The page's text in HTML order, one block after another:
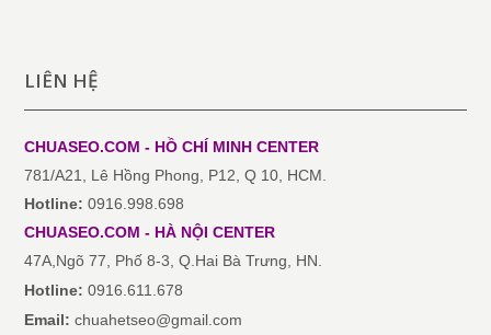
LIÊN HỆ
CHUASEO.COM - HỒ CHÍ MINHCENTER
781/A21, Lê Hồng Phong, P12, Q 10, HCM.
Hotline: 0916.998.698
CHUASEO.COM - HÀ NỘICENTER
47A,Ngõ 77, Phố 8-3, Q.Hai Bà Trưng, HN.
Hotline: 0916.611.678
Email:chuahetseo@gmail.com